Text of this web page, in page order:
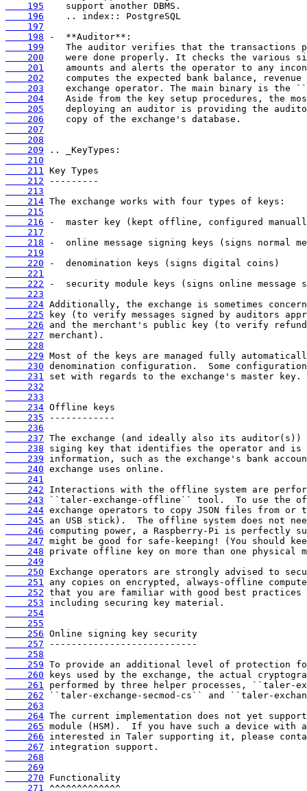
    195
    196
    197
    198
    199
    200
    201
    202
    203
    204
    205
    206
    207
    208
    209
    210
    211
    212
    213
    214
    215
    216
    217
    218
    219
    220
    221
    222
    223
    224
    225
    226
    227
    228
    229
    230
    231
    232
    233
    234
    235
    236
    237
    238
    239
    240
    241
    242
    243
    244
    245
    246
    247
    248
    249
    250
    251
    252
    253
    254
    255
    256
    257
    258
    259
    260
    261
    262
    263
    264
    265
    266
    267
    268
    269
    270
    271